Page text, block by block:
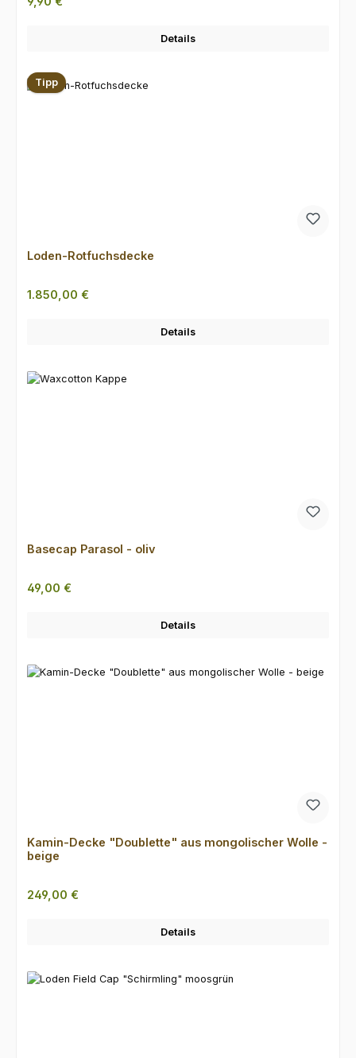
Details
Tipp
Loden-Rotfuchsdecke
Regulärer Preis:
1.850,00 €
Details
Basecap Parasol - oliv
Regulärer Preis:
49,00 €
Details
Kamin-Decke "Doublette" aus mongolischer Wolle -
beige
Regulärer Preis:
249,00 €
Details